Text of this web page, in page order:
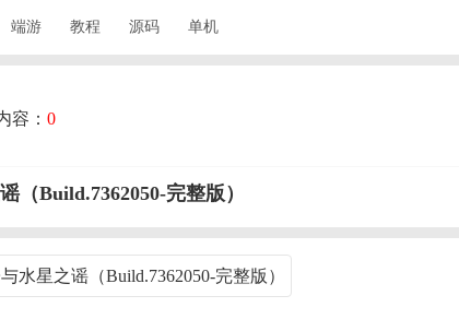
端游 教程 源码 单机
容： 0
（Build.7362050-完整版）